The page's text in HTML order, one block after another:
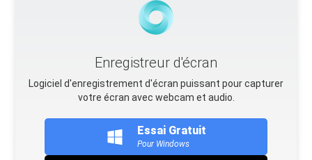
Enregistreur d'écran
Logiciel d'enregistrement d'écran puissant pour capturer
votre écran avec webcam et audio.
Essai Gratuit
Pour Windows